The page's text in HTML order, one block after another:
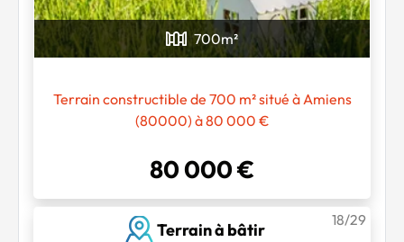
700m²
Terrain constructible de 700 m² situé à Amiens
(80000) à 80 000 €
80 000 €
Terrain à bâtir
18/29